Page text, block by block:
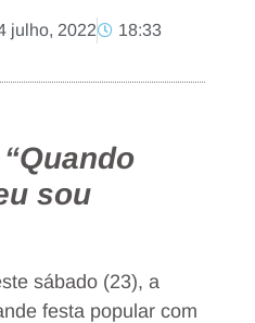
julho, 2022 18:33
sou
sábado (23), a
festa popular com